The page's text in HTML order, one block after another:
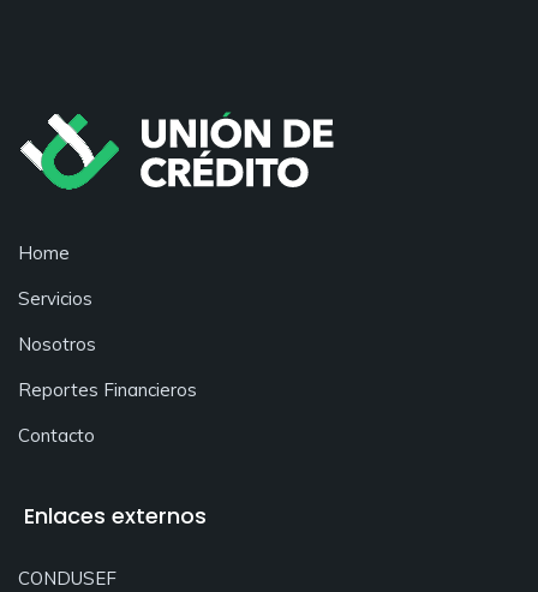
Home
Servicios
Nosotros
Reportes Financieros
Contacto
Enlaces externos
CONDUSEF